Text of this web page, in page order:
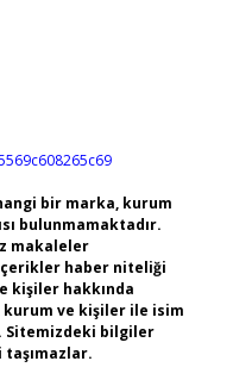
bir marka, kurum
bulunmamaktadır.
makaleler
haber niteliği
kişiler hakkında
kurum ve kişiler ile isim
Sitemizdeki bilgiler